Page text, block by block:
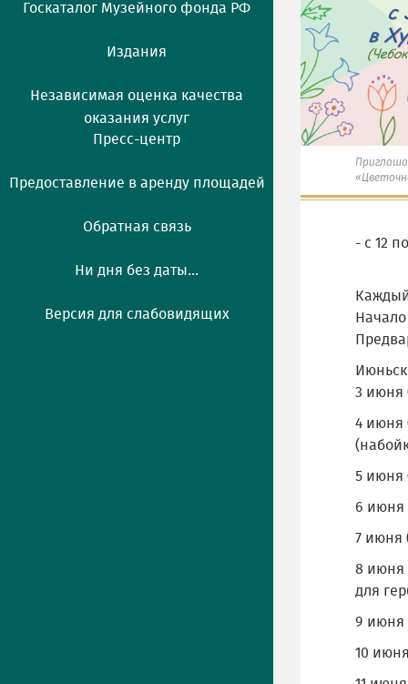
Госкаталог Музейного фонда РФ
Издания
Независимая оценка качества
оказания услуг
Пресс-центр
Предоставление в аренду площадей
Обратная связь
Ни дня без даты...
Версия для слабовидящих
- с 12
Начало
3 июня
4 июня
5 июня
6 июня
7 июня
8 июня
для
9 июня
10